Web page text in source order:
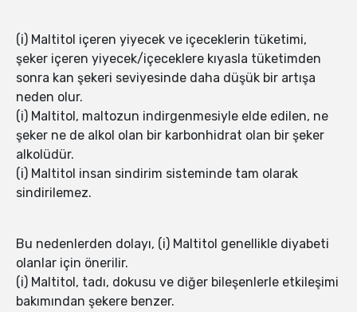
(i) Maltitol içeren yiyecek ve içeceklerin tüketimi,
şeker içeren yiyecek/içeceklere kıyasla tüketimden
sonra kan şekeri seviyesinde daha düşük bir artışa
neden olur.
(i) Maltitol, maltozun indirgenmesiyle elde edilen, ne
şeker ne de alkol olan bir karbonhidrat olan bir şeker
alkolüdür.
(i) Maltitol insan sindirim sisteminde tam olarak
sindirilemez.
Bu nedenlerden dolayı, (i) Maltitol genellikle diyabeti
olanlar için önerilir.
(i) Maltitol, tadı, dokusu ve diğer bileşenlerle etkileşimi
bakımından şekere benzer.